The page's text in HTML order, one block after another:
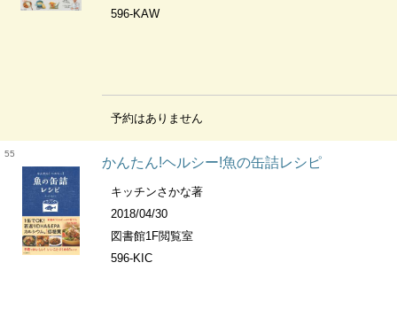
596-KAW
予約はありません
55
かんたん!ヘルシー!魚の缶詰レシピ
キッチンさかな著
2018/04/30
図書館1F閲覧室
596-KIC